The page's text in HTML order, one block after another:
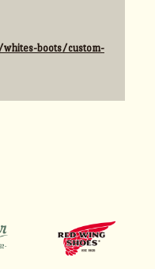
boots/custom-